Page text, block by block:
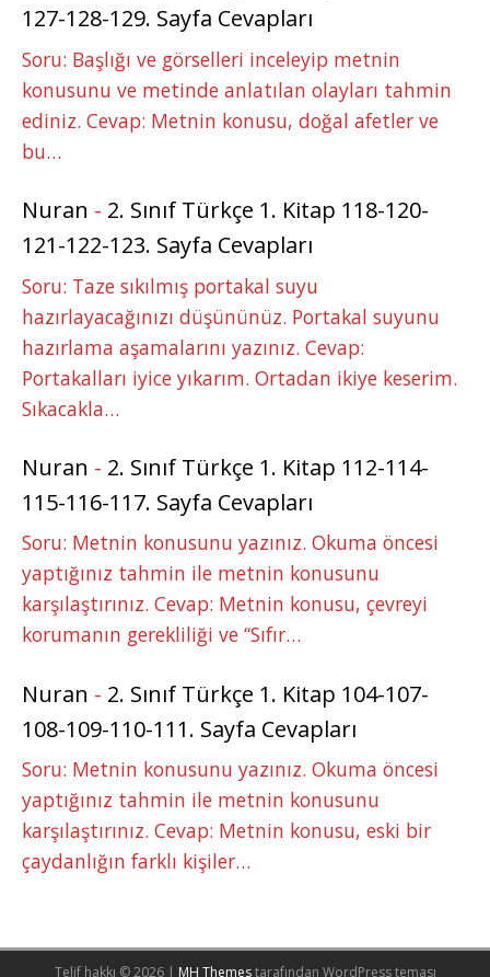
127-128-129. Sayfa Cevapları
Soru: Başlığı ve görselleri inceleyip metnin
konusunu ve metinde anlatılan olayları tahmin
ediniz. Cevap: Metnin konusu, doğal afetler ve
bu…
Nuran - 2. Sınıf Türkçe 1. Kitap 118-120-
121-122-123. Sayfa Cevapları
Soru: Taze sıkılmış portakal suyu
hazırlayacağınızı düşününüz. Portakal suyunu
hazırlama aşamalarını yazınız. Cevap:
Portakalları iyice yıkarım. Ortadan ikiye keserim.
Sıkacakla…
Nuran - 2. Sınıf Türkçe 1. Kitap 112-114-
115-116-117. Sayfa Cevapları
Soru: Metnin konusunu yazınız. Okuma öncesi
yaptığınız tahmin ile metnin konusunu
karşılaştırınız. Cevap: Metnin konusu, çevreyi
korumanın gerekliliği ve “Sıfır…
Nuran - 2. Sınıf Türkçe 1. Kitap 104-107-
108-109-110-111. Sayfa Cevapları
Soru: Metnin konusunu yazınız. Okuma öncesi
yaptığınız tahmin ile metnin konusunu
karşılaştırınız. Cevap: Metnin konusu, eski bir
çaydanlığın farklı kişiler…
Telif hakkı © 2026 | MH Themestarafından WordPress teması